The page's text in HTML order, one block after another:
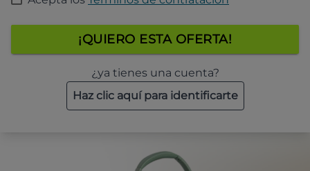
¡QUIERO ESTA OFERTA!
¿ya tienes una cuenta?
Haz clic aquí para identificarte